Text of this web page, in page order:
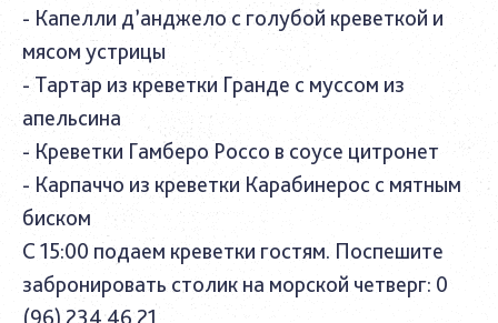
- Капелли д’анджело с голубой креветкой и
мясом устрицы
- Тартар из креветки Гранде с муссом из
апельсина
- Креветки Гамберо Россо в соусе цитронет
- Карпаччо из креветки Карабинерос с мятным
биском
С 15:00 подаем креветки гостям. Поспешите
забронировать столик на морской четверг: 0
(96) 234 46 21